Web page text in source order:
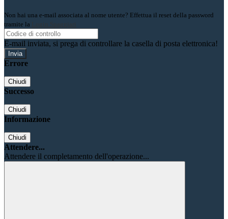
Non hai una e-mail associata al nome utente? Effettua il reset della password
tramite la
Login Spaggiari
E-mail inviata, si prega di controllare la casella di posta elettronica!
Errore
Chiudi
Successo
Chiudi
Informazione
Chiudi
Attendere...
Attendere il completamento dell'operazione...